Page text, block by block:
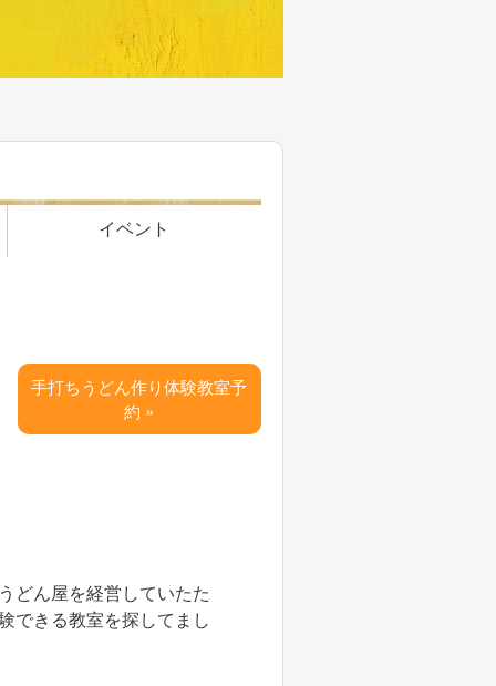
イベント
手打ちうどん作り体験教室予
約 »
どん屋を経営していたた
できる教室を探してまし